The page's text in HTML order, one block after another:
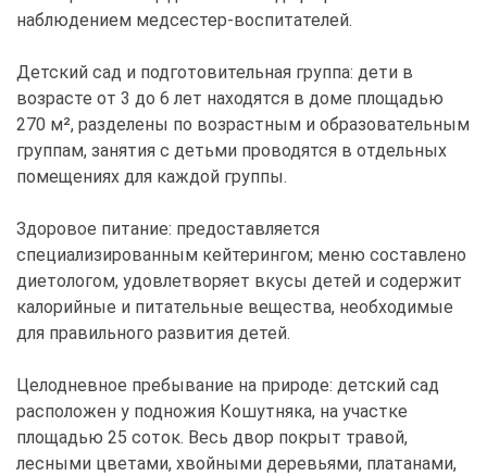
наблюдением медсестер-воспитателей.
Детский сад и подготовительная группа: дети в
возрасте от 3 до 6 лет находятся в доме площадью
270 м², разделены по возрастным и образовательным
группам, занятия с детьми проводятся в отдельных
помещениях для каждой группы.
Здоровое питание: предоставляется
специализированным кейтерингом; меню составлено
диетологом, удовлетворяет вкусы детей и содержит
калорийные и питательные вещества, необходимые
для правильного развития детей.
Целодневное пребывание на природе: детский сад
расположен у подножия Кошутняка, на участке
площадью 25 соток. Весь двор покрыт травой,
лесными цветами, хвойными деревьями, платанами,